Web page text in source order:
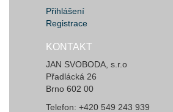
Přihlášení
Registrace
KONTAKT
JAN SVOBODA, s.r.o
Přadlácká 26
Brno 602 00
Telefon: +420 549 243 939